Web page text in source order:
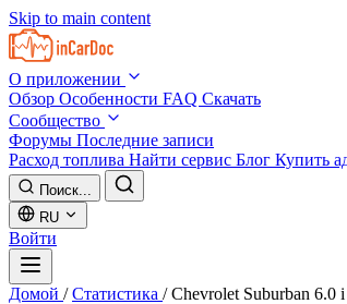
Skip to main content
О приложении
Обзор Особенности FAQ Скачать
Сообщество
Форумы Последние записи
Расход топлива Найти сервис Блог Купить
Поиск...
RU
Войти
Домой / Статистика / Chevrolet Suburban